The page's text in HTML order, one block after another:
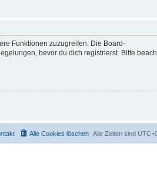
Funktionen zuzugreifen. Die Board-
bevor du dich registrierst. Bitte
Alle Zeiten sind
Alle Cookies löschen